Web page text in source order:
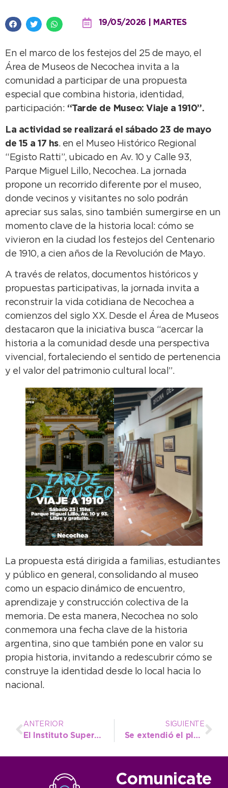
19/05/2026 | MARTES
En el marco de los festejos del 25 de mayo, el
Área de Museos de Necochea invita a la
comunidad a participar de una propuesta
especial que combina historia, identidad,
participación: “Tarde de Museo: Viaje a 1910”.
La actividad se realizará el sábado 23 de mayo
de 15 a 17 hs. en el Museo Histórico Regional
“Egisto Ratti”, ubicado en Av. 10 y Calle 93,
Parque Miguel Lillo, Necochea. La jornada
propone un recorrido diferente por el museo,
donde vecinos y visitantes no solo podrán
apreciar sus salas, sino también sumergirse en un
momento clave de la historia local: cómo se
vivieron en la ciudad los festejos del Centenario
de 1910, a cien años de la Revolución de Mayo.
A través de relatos, documentos históricos y
propuestas participativas, la jornada invita a
reconstruir la vida cotidiana de Necochea a
comienzos del siglo XX. Desde el Área de Museos
destacaron que la iniciativa busca “acercar la
historia a la comunidad desde una perspectiva
vivencial, fortaleciendo el sentido de pertenencia
y el valor del patrimonio cultural local”.
La propuesta está dirigida a familias, estudiantes
y público en general, consolidando al museo
como un espacio dinámico de encuentro,
aprendizaje y construcción colectiva de la
memoria. De esta manera, Necochea no solo
conmemora una fecha clave de la historia
argentina, sino que también pone en valor su
propia historia, invitando a redescubrir cómo se
construye la identidad desde lo local hacia lo
nacional.
ANTERIOR
El Instituto Superior Municipal celebra su 2° aniversario y reafirma la importancia de la educación pública
SIGUIENTE
Se extendió el plazo para inscribirse en los Juegos Bonaerenses 2026
Comunicate